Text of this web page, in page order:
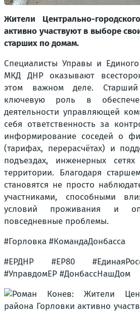
Жители Центрально-
активно участвуют в выборе
старших по домам.
Специалисты Управы и
МКД ДНР оказывают
этом важном деле.
ключевую роль в
деятельности управляющей
себя ответственность за
информирование соседей о
(тарифах, перерасчётах) и
подъездах, инженерных
территории. Благодаря
становятся не просто
участниками, способными
условий проживания и
повседневные проблемы.
#Горловка #КомандаДонбасса
#ЕРДНР #ЕР80
#УправдомЕР #ДонбассНашДом